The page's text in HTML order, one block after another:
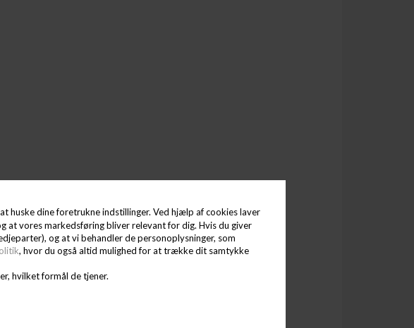
huske dine foretrukne indstillinger. Ved hjælp af cookies laver
at vores markedsføring bliver relevant for dig. Hvis du giver
og at vi behandler de personoplysninger, som
, hvor du også altid mulighed for at trække dit samtykke
hvilket formål de tjener.